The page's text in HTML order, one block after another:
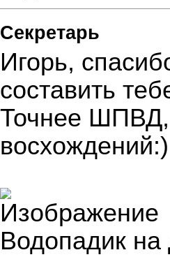
Секретарь
Игорь,
составить
Точнее ШПВД,
Водопадик